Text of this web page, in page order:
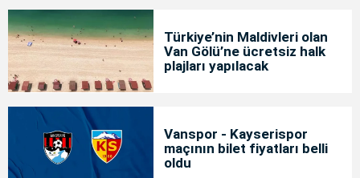
Türkiye’nin Maldivleri olan
Van Gölü’ne ücretsiz halk
plajları yapılacak
Vanspor - Kayserispor
maçının bilet fiyatları belli
oldu